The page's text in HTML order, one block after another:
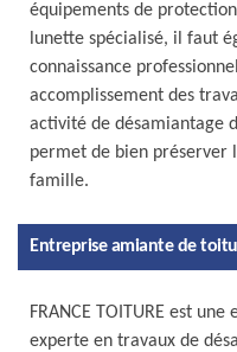
équipements de
lunette spécialisé, il faut
connaissance
accomplissement des
activité de désamiantage
permet de bien préserver
famille.
Entreprise amiante de
FRANCE TOITURE est
experte en travaux de